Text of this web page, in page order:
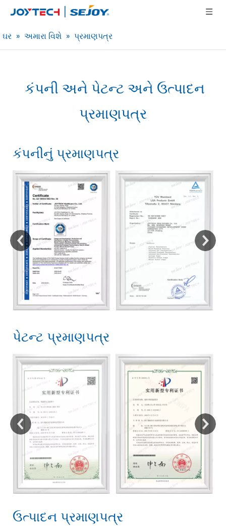
ઘર » અમારા વિશે » પ્રમાણપત્ર
કંપની અને પેટન્ટ અને ઉત્પાદન
પ્રમાણપત્ર
કંપનીનું પ્રમાણપત્ર
પેટન્ટ પ્રમાણપત્ર
ઉત્પાદન પ્રમાણપત્ર